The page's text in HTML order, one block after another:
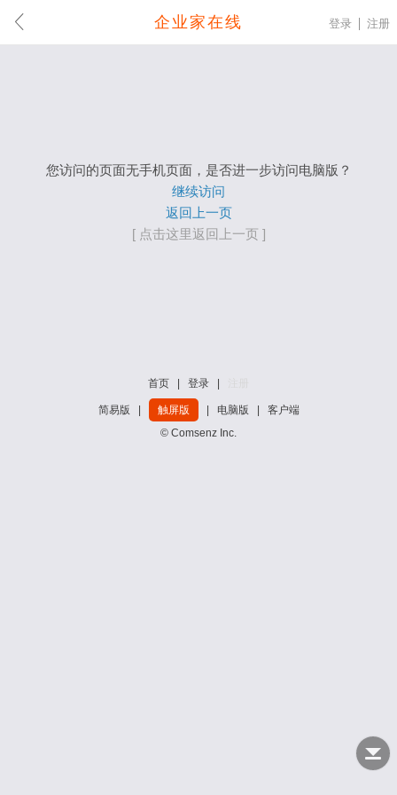
企业家在线 登录 注册
您访问的页面无手机页面，是否进一步访问电脑版？
继续访问
返回上一页
[ 点击这里返回上一页 ]
首页 登录
简易版 触屏版 电脑版
客户端
© Comsenz Inc.